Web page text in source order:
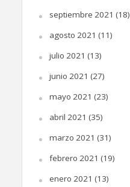
septiembre 2021 (18)
agosto 2021 (11)
julio 2021 (13)
junio 2021 (27)
mayo 2021 (23)
abril 2021 (35)
marzo 2021 (31)
febrero 2021 (19)
enero 2021 (13)